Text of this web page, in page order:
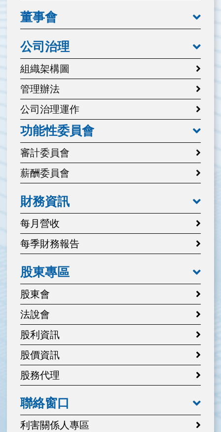
董事會
公司治理
組織架構圖
管理辦法
公司治理運作
功能性委員會
審計委員會
薪酬委員會
財務資訊
每月營收
每季財務報告
股東專區
股東會
法說會
股利資訊
股價資訊
股務代理
聯絡窗口
利害關係人專區